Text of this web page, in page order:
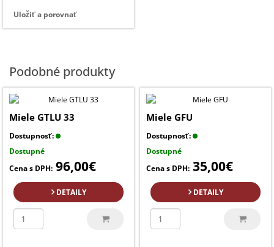
Uložiť a porovnať
Podobné produkty
Miele GTLU 33
Dostupnosť:
Dostupné
Cena s DPH: 96,00€
DETAILY
Miele GFU
Dostupnosť:
Dostupné
Cena s DPH: 35,00€
DETAILY